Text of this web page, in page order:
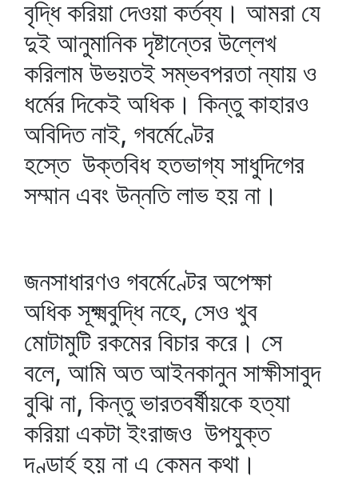
বৃদ্ধি করিয়া দেওয়া কর্তব্য। আমরা যে
দুই আনুমানিক দৃষ্টান্তের উল্লেখ
করিলাম উভয়তই সম্ভবপরতা ন্যায় ও
ধর্মের দিকেই অধিক। কিন্তু কাহারও
অবিদিত নাই, গবর্মেণ্টের
হস্তে উক্তবিধ হতভাগ্য সাধুদিগের
সম্মান এবং উন্নতি লাভ হয় না।
জনসাধারণও গবর্মেণ্টের অপেক্ষা
অধিক সূক্ষ্মবুদ্ধি নহে, সেও খুব
মোটামুটি রকমের বিচার করে। সে
বলে, আমি অত আইনকানুন সাক্ষীসাবুদ
বুঝি না, কিন্তু ভারতবর্ষীয়কে হত্যা
করিয়া একটা ইংরাজও উপযুক্ত
দণ্ডার্হ হয় না এ কেমন কথা।